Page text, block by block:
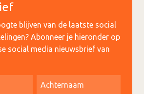
blijven van de laatste social
Abonneer je hieronder op
social media nieuwsbrief van